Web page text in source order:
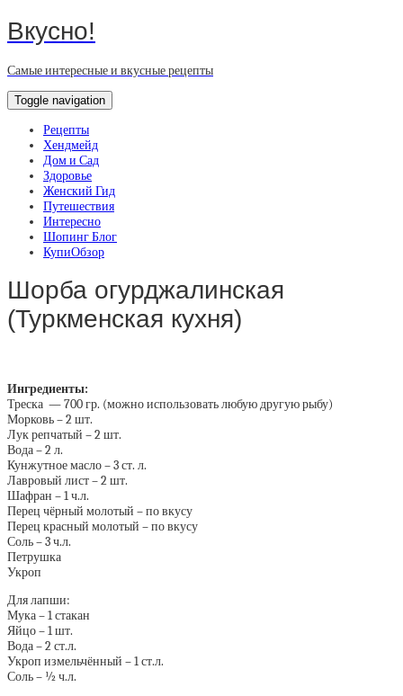
Вкусно!
Самые интересные и вкусные рецепты
Toggle navigation
Рецепты
Хендмейд
Дом и Сад
Здоровье
Женский Гид
Путешествия
Интересно
Шопинг Блог
КупиОбзор
Шорба огурджалинская
(Туркменская кухня)
Ингредиенты:
Треска — 700 гр. (можно использовать любую другую рыбу)
Морковь – 2 шт.
Лук репчатый – 2 шт.
Вода – 2 л.
Кунжутное масло – 3 ст. л.
Лавровый лист – 2 шт.
Шафран – 1 ч.л.
Перец чёрный молотый – по вкусу
Перец красный молотый – по вкусу
Соль – 3 ч.л.
Петрушка
Укроп
Для лапши:
Мука – 1 стакан
Яйцо – 1 шт.
Вода – 2 ст.л.
Укроп измельчённый – 1 ст.л.
Соль – ½ ч.л.